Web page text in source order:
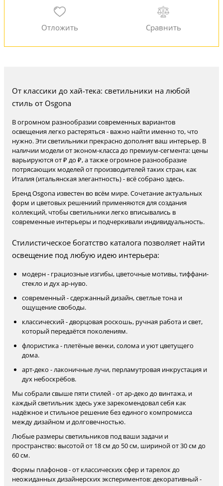
От классики до хай-тека: светильники на любой
стиль от Osgona
В огромном разнообразии современных вариантов
освещения легко растеряться - важно найти именно то, что
нужно. Эти светильники прекрасно дополнят ваш интерьер. В
наличии модели от эконом-класса до премиум-сегмента: цены
варьируются от ₽ до ₽, а также огромное разнообразие
потрясающих моделей от производителей таких стран, как
Италия (итальянская элегантность) - всё собрано здесь.
Бренд Osgona известен во всём мире. Сочетание актуальных
форм и цветовых решениий применяются для создания
коллекций, чтобы светильники легко вписывались в
современные интерьеры и подчеркивали индивидуальность.
Стилистическое богатство каталога позволяет найти
освещение под любую идею интерьера:
модерн - грациозные изгибы, цветочные мотивы, тиффани-
стекло и дух ар-нуво.
современный - сдержанный дизайн, светлые тона и
ощущение свободы.
классический - дворцовая роскошь, ручная работа и свет,
который передаётся поколениям.
флористика - плетёные венки, солома и уют цветущего
дома.
арт-деко - лаконичные лучи, перламутровая инкрустация и
дух небоскрёбов.
Мы собрали свыше пяти стилей - от ар-деко до винтажа, и
каждый светильник здесь уже зарекомендовал себя как
надёжное и стильное решение без единого компромисса
между дизайном и долговечностью.
Любые размеры светильников под ваши задачи и
пространство: высотой от 18 см до 50 см, шириной от 30 см до
60 см.
Формы плафонов - от классических сфер и тарелок до
неожиданных дизайнерских экспериментов: декоративный -